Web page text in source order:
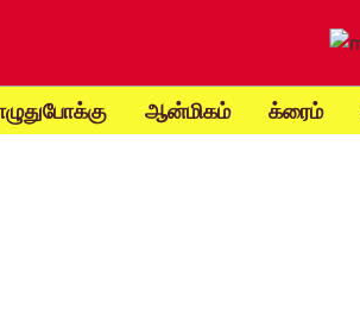
ஆன்மிகம் க்ரைம்